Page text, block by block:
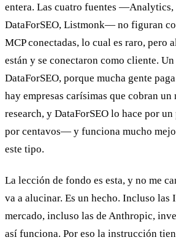
entera. Las cuatro fuentes —Analytics,
DataForSEO, Listmonk— no figuran
MCP conectadas, lo cual es raro, pero
están y se conectaron como cliente.
DataForSEO, porque mucha gente
hay empresas carísimas que cobran
research, y DataForSEO lo hace por
por centavos— y funciona mucho
este tipo.
La lección de fondo es esta, y no me
va a alucinar. Es un hecho. Incluso las
mercado, incluso las de Anthropic,
así funciona. Por eso la instrucción